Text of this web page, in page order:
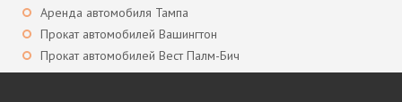
Аренда автомобиля Тампа
Прокат автомобилей Вашингтон
Прокат автомобилей Вест Палм-Бич